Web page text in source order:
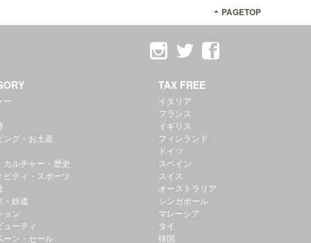
PAGETOP
ー
ング・お土産
カルチャー・歴史
ビティ・スポーツ
・鉄道
ョン
ューティ
ーン・セール
TAX FREE
イタリア
フランス
イギリス
フィンランド
ドイツ
スペイン
スイス
オーストラリア
シンガポール
マレーシア
タイ
韓国